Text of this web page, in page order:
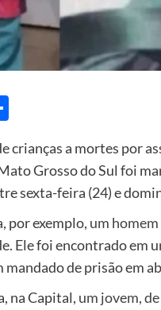
crianças a mortes por
Grosso do Sul foi
sexta-feira (24) e
por exemplo, um
Ele foi encontrado em
de prisão em
na Capital, um jovem,